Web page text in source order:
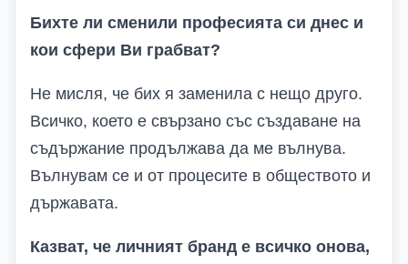
Бихте ли сменили професията си днес и
кои сфери Ви грабват?
Не мисля, че бих я заменила с нещо друго.
Всичко, което е свързано със създаване на
съдържание продължава да ме вълнува.
Вълнувам се и от процесите в обществото и
държавата.
Казват, че личният бранд е всичко онова,